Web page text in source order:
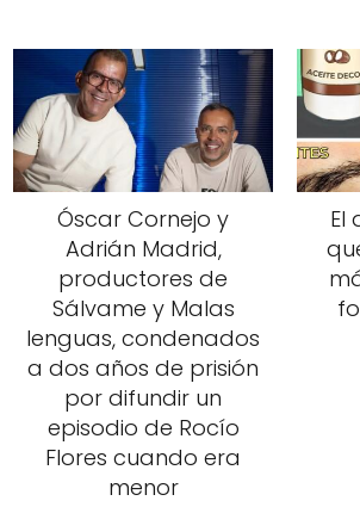
Óscar Cornejo y
Adrián Madrid,
productores de
Sálvame y Malas
lenguas, condenados
a dos años de prisión
por difundir un
episodio de Rocío
Flores cuando era
menor
El